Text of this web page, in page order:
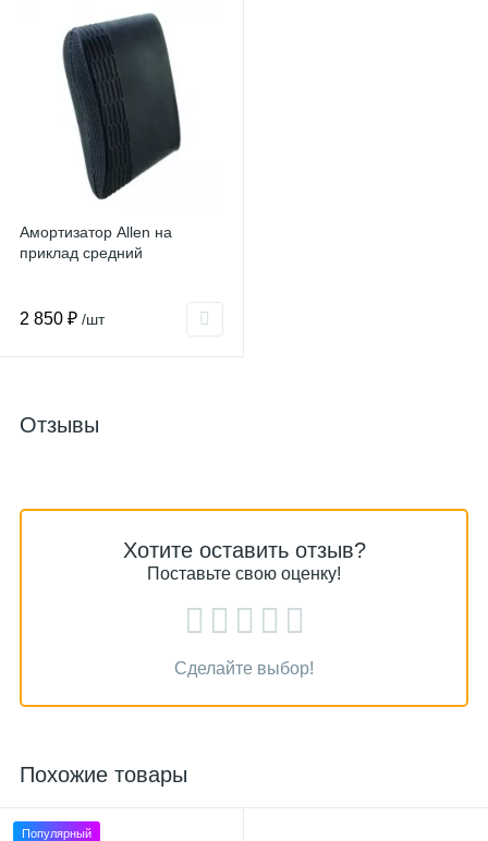
Амортизатор Allen на
приклад средний
2 850 ₽ /шт
Отзывы
Хотите оставить отзыв?
Поставьте свою оценку!
Сделайте выбор!
Похожие товары
Популярный